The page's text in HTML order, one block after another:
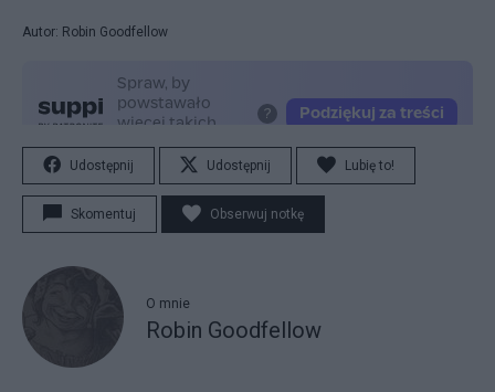
Autor: Robin Goodfellow
Udostępnij Udostępnij Lubię to!
Skomentuj Obserwuj notkę
O mnie
Robin Goodfellow